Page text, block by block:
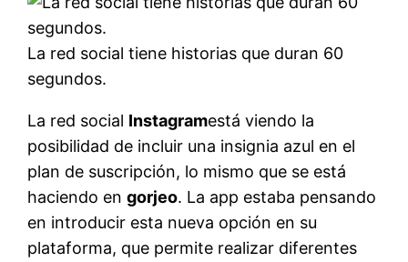
La red social tiene historias que duran 60
segundos.
La red social Instagramestá viendo la
posibilidad de incluir una insignia azul en el
plan de suscripción, lo mismo que se está
haciendo engorjeo. La app estaba pensando
en introducir esta nueva opción en su
plataforma, que permite realizar diferentes